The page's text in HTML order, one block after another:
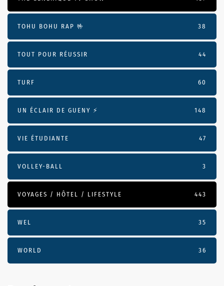
TOHU BOHU RAP 🤟 38
TOUT POUR RÉUSSIR 44
TURF 60
UN ÉCLAIR DE GUENY ⚡️ 148
VIE ÉTUDIANTE 47
VOLLEY-BALL 3
VOYAGES / HÔTEL / LIFESTYLE 443
WEL 35
WORLD 36